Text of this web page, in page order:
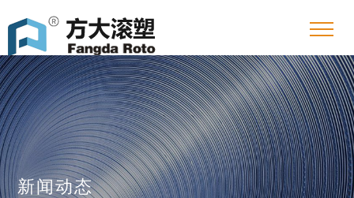
新闻动态